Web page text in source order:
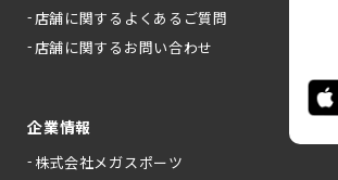
店舗に関するよくあるご質問
店舗に関するお問い合わせ
企業情報
株式会社メガスポーツ